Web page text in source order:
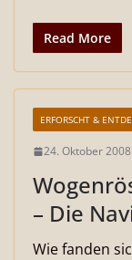
Read More
ERFORSCHT &
24. Oktober 2008
– Die
Wie fanden